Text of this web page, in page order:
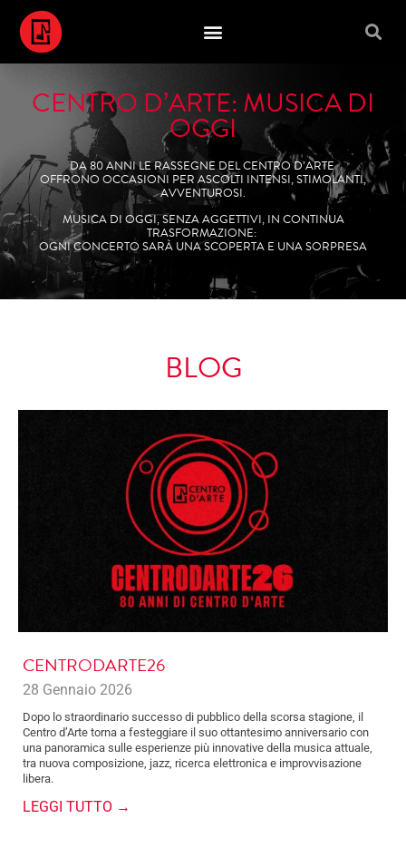
CENTRO D’ARTE: MUSICA DI
OGGI
DA 80 ANNI LE RASSEGNE DEL CENTRO D’ARTE
OFFRONO OCCASIONI PER ASCOLTI INTENSI, STIMOLANTI,
AVVENTUROSI.
MUSICA DI OGGI, SENZA AGGETTIVI, IN CONTINUA
TRASFORMAZIONE:
OGNI CONCERTO SARÀ UNA SCOPERTA E UNA SORPRESA
BLOG
CENTRODARTE26
28 Gennaio 2026
Dopo lo straordinario successo di pubblico della scorsa stagione, il
Centro d’Arte torna a festeggiare il suo ottantesimo anniversario con
una panoramica sulle esperienze più innovative della musica attuale,
tra nuova composizione, jazz, ricerca elettronica e improvvisazione
libera.
LEGGI TUTTO →